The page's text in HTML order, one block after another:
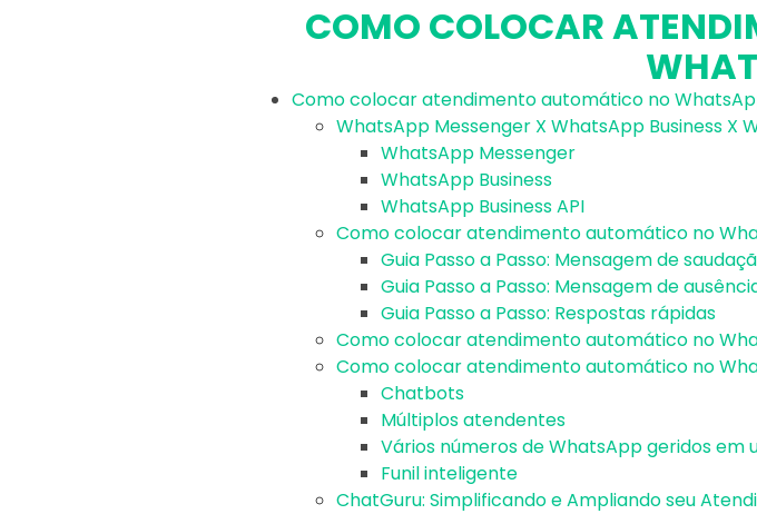
COMO COLOCAR
Como colocar atendimento automático no
WhatsApp Messenger X WhatsApp Business X
WhatsApp Messenger
WhatsApp Business
WhatsApp Business API
Como colocar atendimento automático no
Guia Passo a Passo: Mensagem de
Guia Passo a Passo: Mensagem de
Guia Passo a Passo: Respostas rápidas
Como colocar atendimento automático no
Como colocar atendimento automático no
Chatbots
Múltiplos atendentes
Vários números de WhatsApp geridos
Funil inteligente
ChatGuru: Simplificando e Ampliando seu